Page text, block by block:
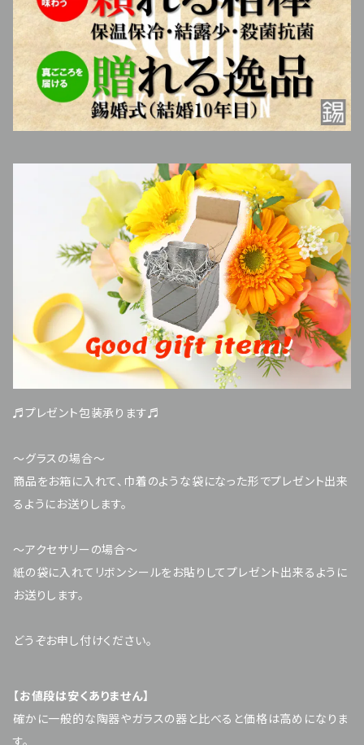
♬プレゼント包装承ります♬
～グラスの場合～
商品をお箱に入れて、巾着のような袋になった形でプレゼント出来
るようにお送りします。
～アクセサリーの場合～
紙の袋に入れてリボンシールをお貼りしてプレゼント出来るように
お送りします。
どうぞお申し付けください。
【お値段は安くありません】
確かに一般的な陶器やガラスの器と比べると価格は高めになりま
す。